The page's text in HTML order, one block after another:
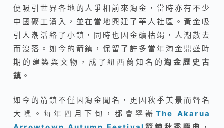
便吸引世界各地的人爭相前來淘金，當時亦有不少
中國礦工湧入，並在當地興建了華人社區。黃金吸
引人潮活絡了小鎮，同時也因金礦枯竭，人潮散去
而沒落。如今的箭鎮，保留了許多當年淘金鼎盛時
期的建築與文物，成了紐西蘭知名的淘金歷史古
鎮 。
如今的箭鎮不僅因淘金聞名，更因秋季美景而聲名
大噪。每年四月下旬，都會舉辦 The Akarua